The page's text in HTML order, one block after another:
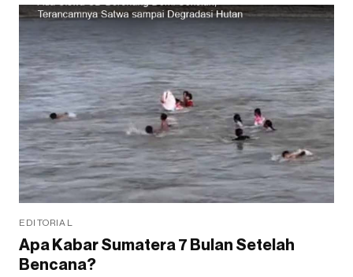
EDITORIAL
Apa Kabar Sumatera 7 Bulan Setelah
Bencana?